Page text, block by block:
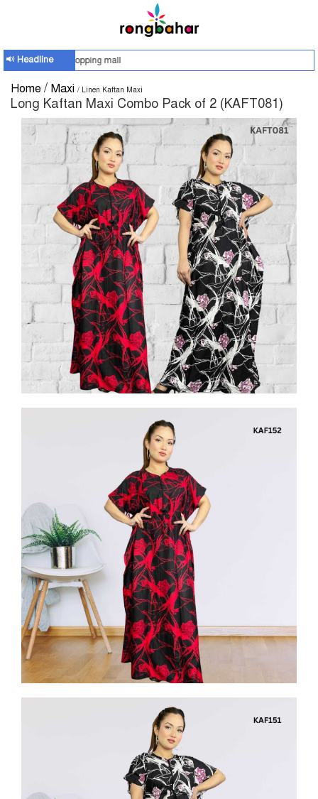
Headline
Home / Maxi / Linen Kaftan Maxi
Long Kaftan Maxi Combo Pack of 2 (KAFT081)